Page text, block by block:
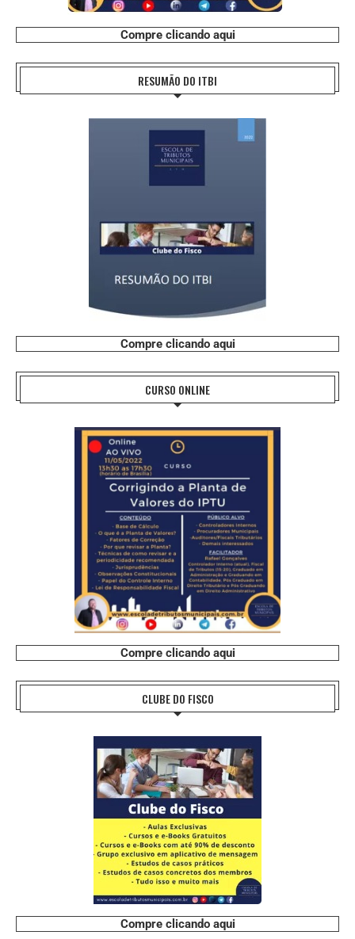
Compre clicando aqui
RESUMÃO DO ITBI
Compre clicando aqui
CURSO ONLINE
Compre clicando aqui
CLUBE DO FISCO
Compre clicando aqui